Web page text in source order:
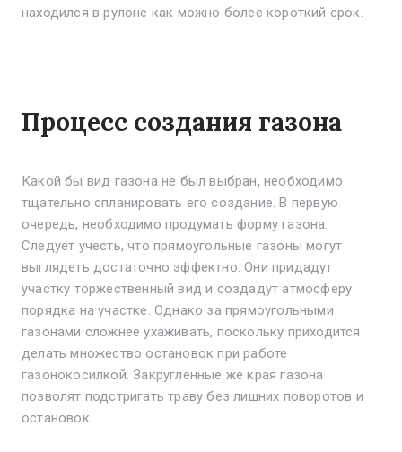
находился в рулоне как можно более короткий срок.
Процесс создания газона
Какой бы вид газона не был выбран, необходимо
тщательно спланировать его создание. В первую
очередь, необходимо продумать форму газона.
Следует учесть, что прямоугольные газоны могут
выглядеть достаточно эффектно. Они придадут
участку торжественный вид и создадут атмосферу
порядка на участке. Однако за прямоугольными
газонами сложнее ухаживать, поскольку приходится
делать множество остановок при работе
газонокосилкой. Закругленные же края газона
позволят подстригать траву без лишних поворотов и
остановок.